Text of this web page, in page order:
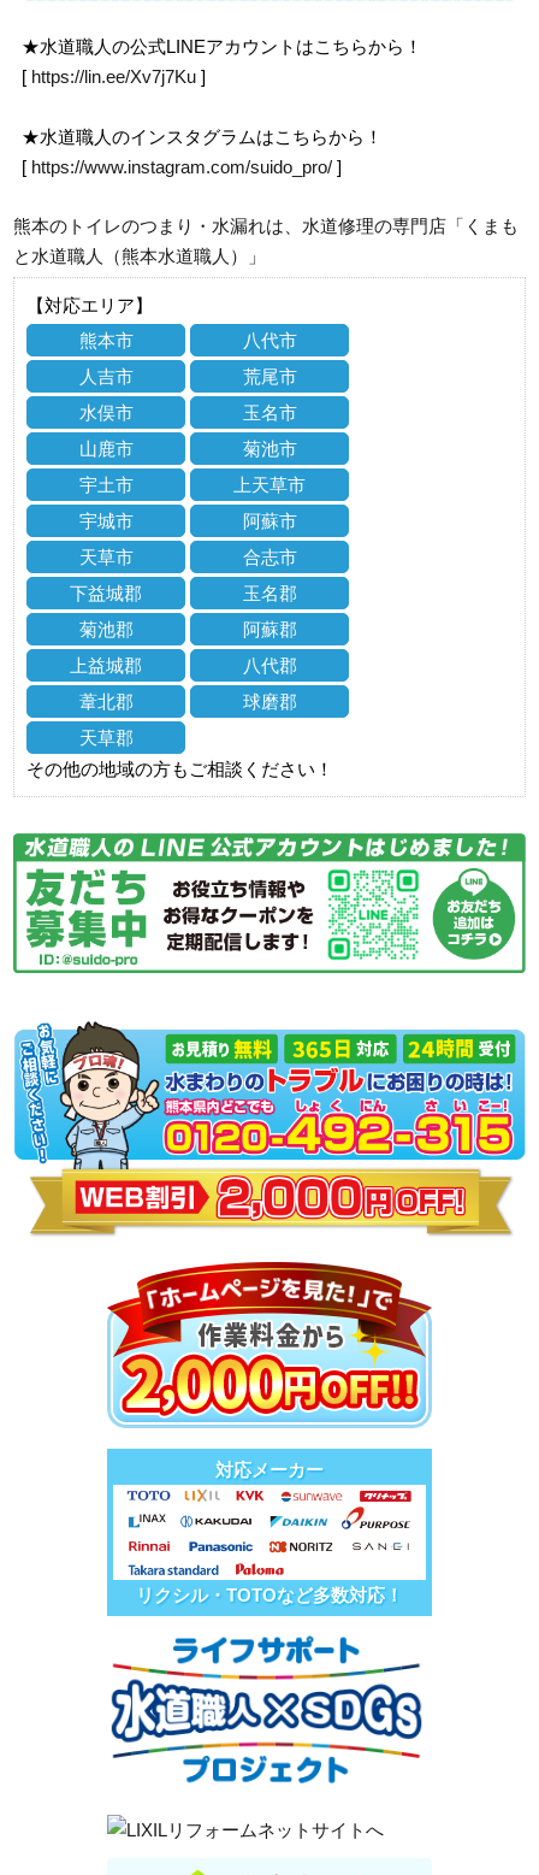
★水道職人の公式LINEアカウントはこちらから！
[ https://lin.ee/Xv7j7Ku ]
★水道職人のインスタグラムはこちらから！
[ https://www.instagram.com/suido_pro/ ]
熊本のトイレのつまり・水漏れは、水道修理の専門店「くまも
と水道職人（熊本水道職人）」
【対応エリア】
熊本市
八代市
人吉市
荒尾市
水俣市
玉名市
山鹿市
菊池市
宇土市
上天草市
宇城市
阿蘇市
天草市
合志市
下益城郡
玉名郡
菊池郡
阿蘇郡
上益城郡
八代郡
葦北郡
球磨郡
天草郡
その他の地域の方もご相談ください！
対応メーカー
リクシル・TOTOなど多数対応！